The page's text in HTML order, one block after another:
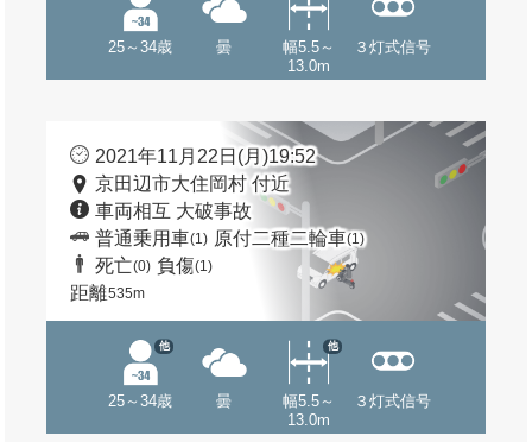
25～34歳 曇
幅5.5～
13.0m
３灯式信号
2021年11月22日(月)19:52
京田辺市大住岡村 付近
車両相互 大破事故
普通乗用車(1) 原付二種二輪車(1)
死亡(0) 負傷(1)
距離535m
25～34歳
他
曇
幅5.5～
13.0m
他
３灯式信号